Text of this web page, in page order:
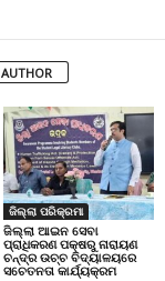
ଜିଲ୍ଲା ପରିକ୍ରମା
ଜିଲ୍ଲା ଆଇନ ସେବା
ପ୍ରାଧିକରଣ ପକ୍ଷରୁ ନାରାୟଣ
ଚନ୍ଦ୍ର ଉଚ୍ଚ ବିଦ୍ୟାଳୟରେ
ସଚେତନତା କାର୍ଯ୍ୟକ୍ରମ